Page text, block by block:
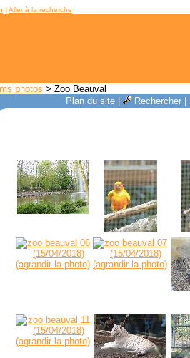
| Aller à la recherche
photos > Zoo Beauval
Plan du site| Rechercher|